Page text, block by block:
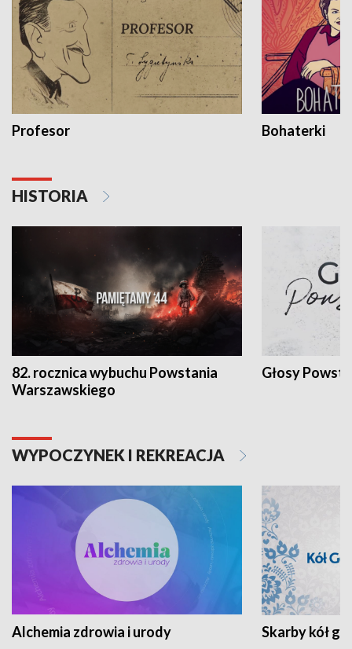
Profesor Bohaterki
HISTORIA
82. rocznica wybuchu Powstania
Warszawskiego
Głosy
WYPOCZYNEK I REKREACJA
Alchemia zdrowia i urody Skarby kół